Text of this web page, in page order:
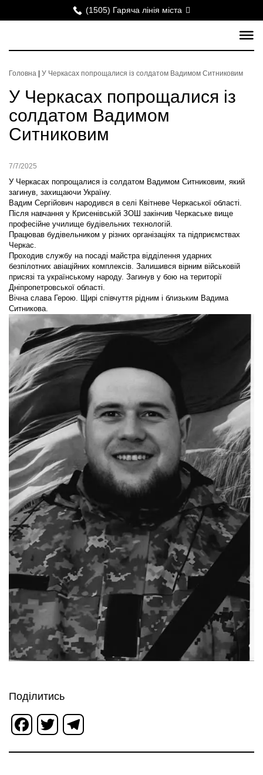
(1505) Гаряча лінія міста
Головна У Черкасах попрощалися із солдатом Вадимом Ситниковим
У Черкасах попрощалися із
солдатом Вадимом
Ситниковим
7/7/2025
У Черкасах попрощалися із солдатом Вадимом Ситниковим, який
загинув, захищаючи Україну.
Вадим Сергійович народився в селі Квітневе Черкаської області.
Після навчання у Крисенівській ЗОШ закінчив Черкаське вище
професійне училище будівельних технологій.
Працював будівельником у різних організаціях та підприємствах
Черкас.
Проходив службу на посаді майстра відділення ударних
безпілотних авіаційних комплексів. Залишився вірним військовій
присязі та українському народу. Загинув у бою на території
Дніпропетровської області.
Вічна слава Герою. Щирі співчуття рідним і близьким Вадима
Ситникова.
Поділитись
Facebook
Twitter